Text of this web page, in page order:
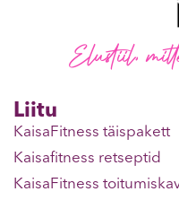
Elustiil,
Liitu
KaisaFitness täispakett
Kaisafitness retseptid
KaisaFitness